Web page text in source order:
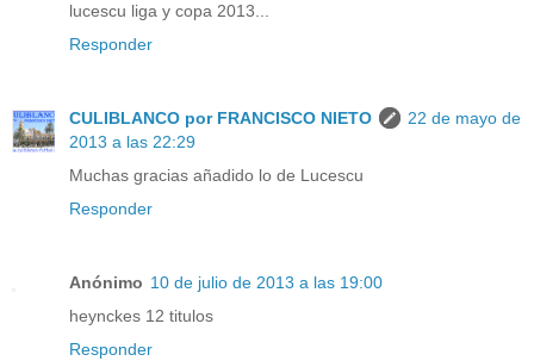
lucescu liga y copa 2013...
Responder
CULIBLANCO por FRANCISCO NIETO
22 de mayo de
2013 a las 22:29
Muchas gracias añadido lo de Lucescu
Responder
Anónimo 10 de julio de 2013 a las 19:00
heynckes 12 titulos
Responder